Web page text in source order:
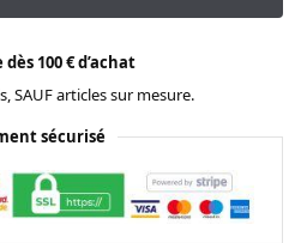
100 € d’achat
SAUF articles sur mesure.
sécurisé